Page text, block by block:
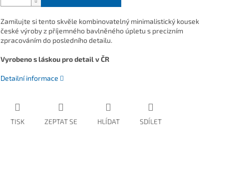
Zamilujte si tento skvěle kombinovatelný minimalistický kousek
české výroby z příjemného bavlněného úpletu s precizním
zpracováním do posledního detailu.
Vyrobeno s láskou pro detail v ČR
Detailní informace
TISK ZEPTAT SE HLÍDAT SDÍLET